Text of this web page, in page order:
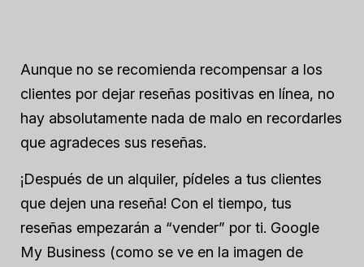
Aunque no se recomienda recompensar a los
clientes por dejar reseñas positivas en línea, no
hay absolutamente nada de malo en recordarles
que agradeces sus reseñas.
¡Después de un alquiler, pídeles a tus clientes
que dejen una reseña! Con el tiempo, tus
reseñas empezarán a “vender” por ti. Google
My Business (como se ve en la imagen de